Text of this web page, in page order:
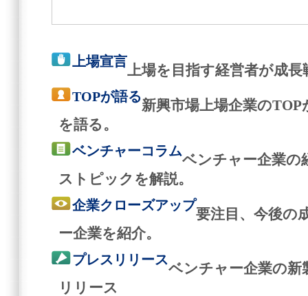
上場宣言
上場を目指す経営者が成
TOPが語る
新興市場上場企業の
を語る。
ベンチャーコラム
ベンチャー企業の
ストピックを解説。
企業クローズアップ
要注目、今後の
ー企業を紹介。
プレスリリース
ベンチャー企業の新
リリース